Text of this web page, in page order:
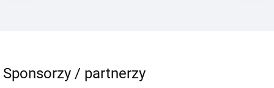
Sponsorzy / partnerzy